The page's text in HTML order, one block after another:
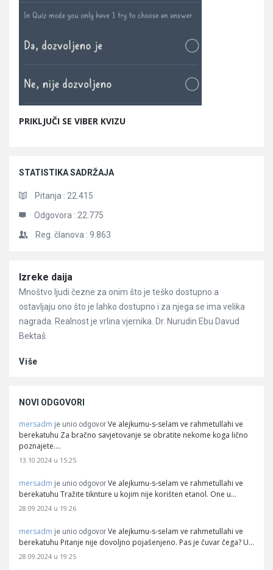
PRIKLJUČI SE VIBER KVIZU
STATISTIKA SADRŽAJA
Pitanja : 22.415
Odgovora : 22.775
Reg. članova : 9.863
Članci
Izreke daija
Mnoštvo ljudi čezne za onim što je teško dostupno a
ostavljaju ono što je lahko dostupno i za njega se ima velika
nagrada. Realnost je vrlina vjernika. Dr. Nurudin Ebu Davud
Bektaš
Više
NOVI ODGOVORI
mersadm je unio odgovor Ve alejkumu-s-selam ve rahmetullahi ve
berekatuhu Za bračno savjetovanje se obratite nekome koga lično
poznajete.…
13.10.2024 u 15:25
mersadm je unio odgovor Ve alejkumu-s-selam ve rahmetullahi ve
berekatuhu Tražite tiknture u kojim nije korišten etanol. One u…
28.09.2024 u 19:26
mersadm je unio odgovor Ve alejkumu-s-selam ve rahmetullahi ve
berekatuhu Pitanje nije dovoljno pojašenjeno. Pas je čuvar čega? U…
28.09.2024 u 19:25